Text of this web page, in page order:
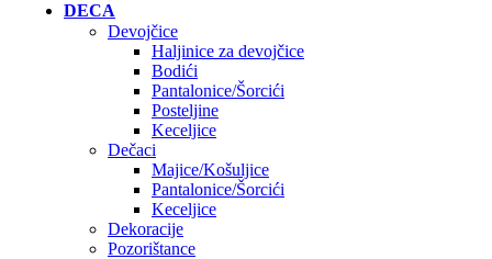
DECA
Devojčice
Haljinice za devojčice
Bodići
Pantalonice/Šorcići
Posteljine
Keceljice
Dečaci
Majice/Košuljice
Pantalonice/Šorcići
Keceljice
Dekoracije
Pozorištance